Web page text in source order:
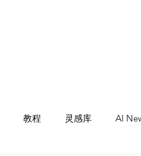
教程 灵感库 AI